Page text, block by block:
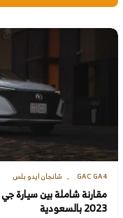
GAC GA4 شانجان ايدو بلس
2023 بالسعودية